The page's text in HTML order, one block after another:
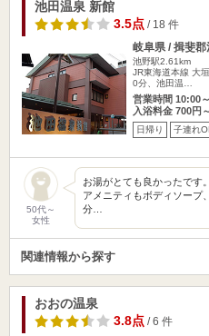
池田温泉 新館
3.5点/ 18 件
岐阜県 / 揖斐郡
池野駅2.61km
JR東海道本線 大
0分、池田温…
営業時間 10:00
入浴料金 700円～
日帰り 子連れ
50代～
女性
お湯がとても良かったです
アメニティもボディソープ
分…
関連情報から探す
おおの温泉
3.8点/ 6 件